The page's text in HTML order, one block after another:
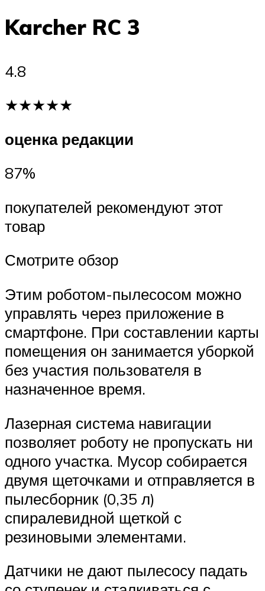
Karcher RC 3
4.8
★★★★★
оценка редакции
87%
покупателей рекомендуют этот
товар
Смотрите обзор
Этим роботом-пылесосом можно
управлять через приложение в
смартфоне. При составлении карты
помещения он занимается уборкой
без участия пользователя в
назначенное время.
Лазерная система навигации
позволяет роботу не пропускать ни
одного участка. Мусор собирается
двумя щеточками и отправляется в
пылесборник (0,35 л)
спиралевидной щеткой с
резиновыми элементами.
Датчики не дают пылесосу падать